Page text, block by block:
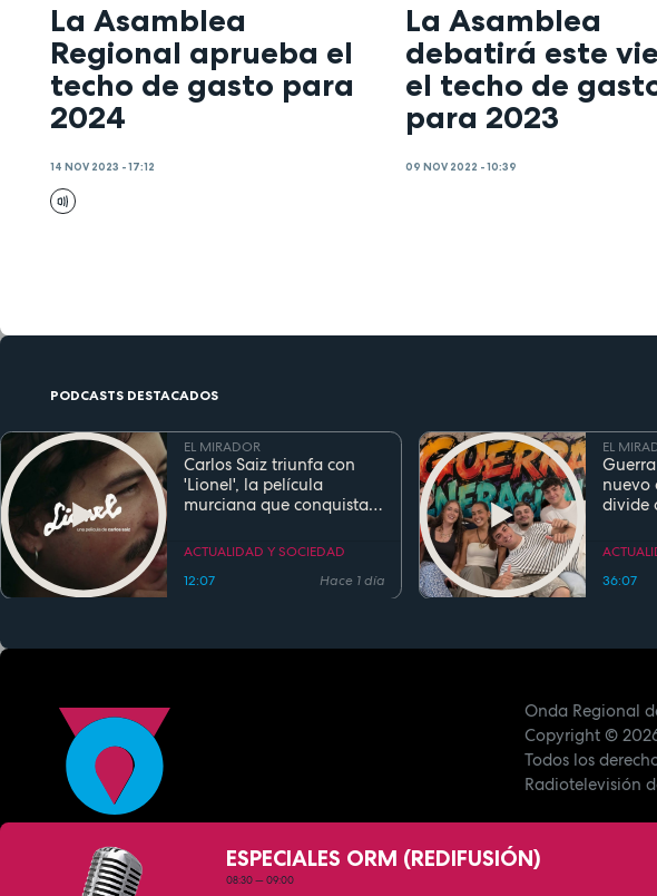
La Asamblea
Regional aprueba el
techo de gasto para
2024
14 NOV 2023 - 17:12
La Asamblea
debatirá este
el techo de
para 2023
09 NOV 2022 - 10:39
PODCASTS DESTACADOS
EL MIRADOR
Carlos Saiz triunfa con
'Lionel', la película
murciana que conquista
estreno
ACTUALIDAD Y SOCIEDAD
12:07
Hace 1 día
EL
nuevo
divide
36:07
Onda Regional
Copyright©
Todos los
Radiotelevisión
ESPECIALES ORM (REDIFUSIÓN)
08:30—09:00